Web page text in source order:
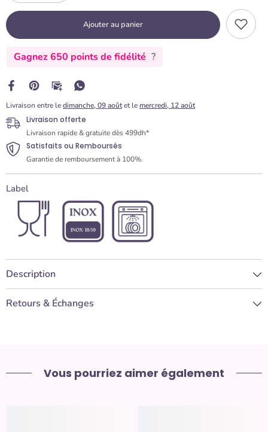
la
quantité
Spatule
&amp;
Lacor
la
quantité
&amp;
cm
Lacor
Ajouter au panier
Gagnez 650 points de fidélité ?
Livraison entre ledimanche, 09 aoûtet lemercredi, 12 août
Livraison offerte
Livraison rapide & gratuite dès 499dh*
Satisfaits ou Remboursés
Garantie de remboursement à 100%.
Label
Description
Retours & Échanges
Vous pourriez aimer également